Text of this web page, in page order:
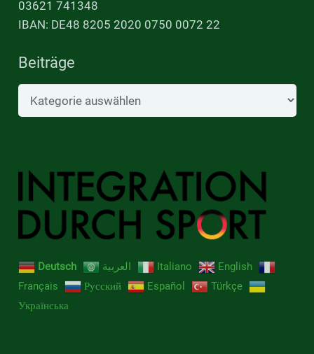
03621 741348
IBAN: DE48 8205 2020 0750 0072 22
Beiträge
Beiträge
Deutsch العربية Italiano
English
Français
Русский Español
Türkçe
Українська